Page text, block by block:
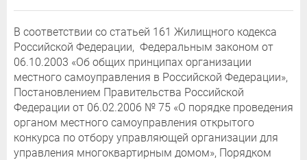
В соответствии со статьей 161 Жилищного кодекса
Российской Федерации, Федеральным законом от
06.10.2003 «Об общих принципах организации
местного самоуправления в Российской Федерации»,
Постановлением Правительства Российской
Федерации от 06.02.2006 № 75 «О порядке проведения
органом местного самоуправления открытого
конкурса по отбору управляющей организации для
управления многоквартирным домом», Порядком